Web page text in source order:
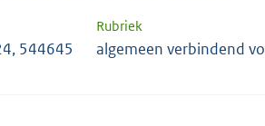
Rubriek
544645 algemeen verbindend